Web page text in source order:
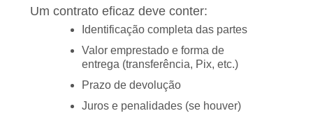
Um contrato eficaz deve conter:
Identificação completa das partes
Valor emprestado e forma de
entrega (transferência, Pix, etc.)
Prazo de devolução
Juros e penalidades (se houver)